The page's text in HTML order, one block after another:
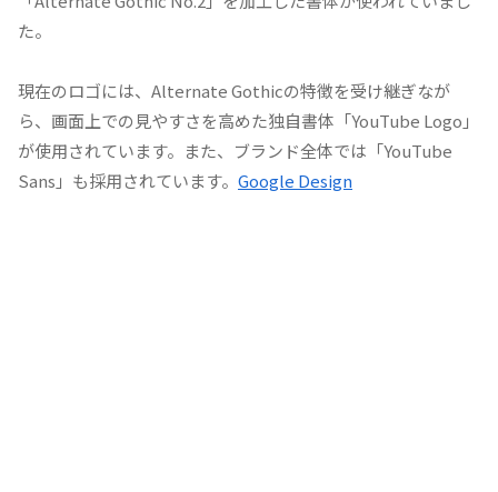
た。
現在のロゴには、Alternate Gothicの特徴を受け継ぎなが
ら、画面上での見やすさを高めた独自書体「YouTube Logo」
が使用されています。また、ブランド全体では「YouTube
Sans」も採用されています。 Google Design